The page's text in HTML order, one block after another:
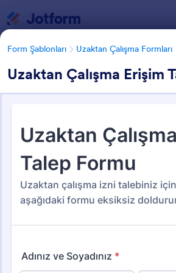
Form Şablonları Uzaktan Çalışma Formları
Uzaktan Çalışma Erişim
Form Şablonları Uzaktan Çalışma Formları
Uzaktan Çalışma
Form Şablonu Kategorileri